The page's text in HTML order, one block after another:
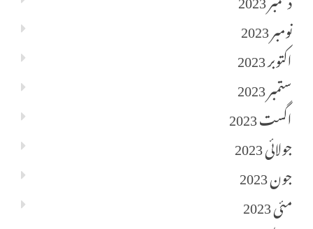
نومبر 2023
اکتوبر 2023
ستمبر 2023
اگست 2023
جولائی 2023
جون 2023
مئی 2023